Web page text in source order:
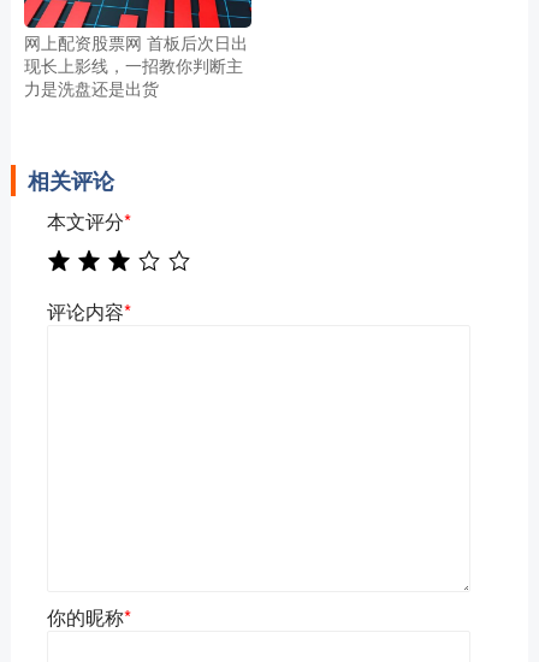
网上配资股票网 首板后次日出
现长上影线，一招教你判断主
力是洗盘还是出货
相关评论
本文评分*
评论内容*
你的昵称*